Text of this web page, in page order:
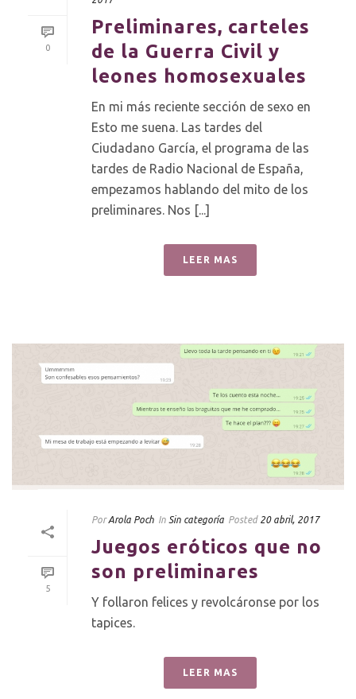
0
Preliminares, carteles
de la Guerra Civil y
leones homosexuales
En mi más reciente sección de sexo en
Esto me suena. Las tardes del
Ciudadano García, el programa de las
tardes de Radio Nacional de España,
empezamos hablando del mito de los
preliminares. Nos [...]
LEER MAS
5
Por Arola Poch In Sin categoría Posted 20 abril, 2017
Juegos eróticos que no
son preliminares
Y follaron felices y revolcáronse por los
tapices.
LEER MAS